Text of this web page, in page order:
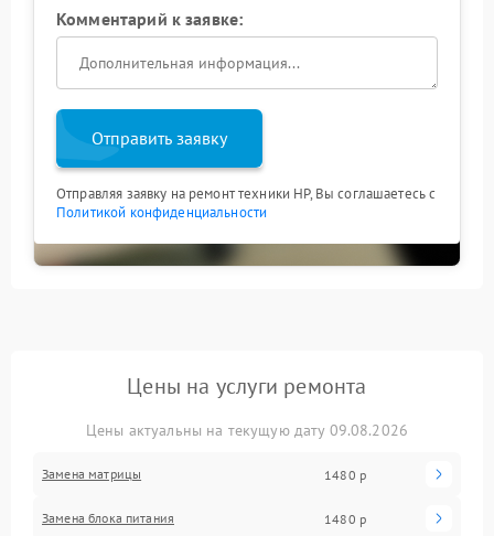
Комментарий к заявке:
Отправить заявку
Отправляя заявку на ремонт техники HP, Вы соглашаетесь с
Политикой конфиденциальности
Цены на услуги ремонта
Цены актуальны на текущую дату 09.08.2026
Замена матрицы 1480 р
Замена блока питания 1480 р